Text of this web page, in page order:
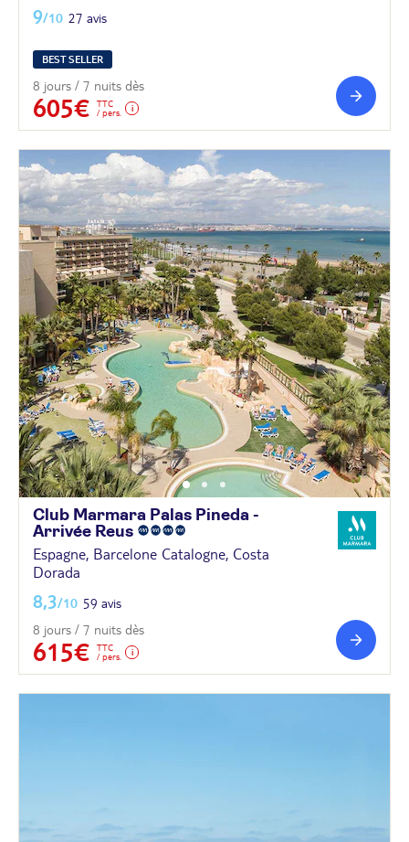
9/10 27 avis
BEST SELLER
8 jours / 7 nuits dès
605€
TTC
/ pers.
Club Marmara Palas Pineda -
Arrivée Reus
Espagne, Barcelone Catalogne, Costa
Dorada
8,3/10 59 avis
8 jours / 7 nuits dès
615€
TTC
/ pers.